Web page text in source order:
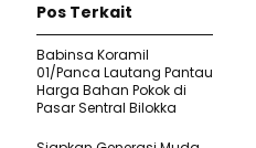
Pos Terkait
Babinsa Koramil
01/Panca Lautang Pantau
Harga Bahan Pokok di
Pasar Sentral Bilokka